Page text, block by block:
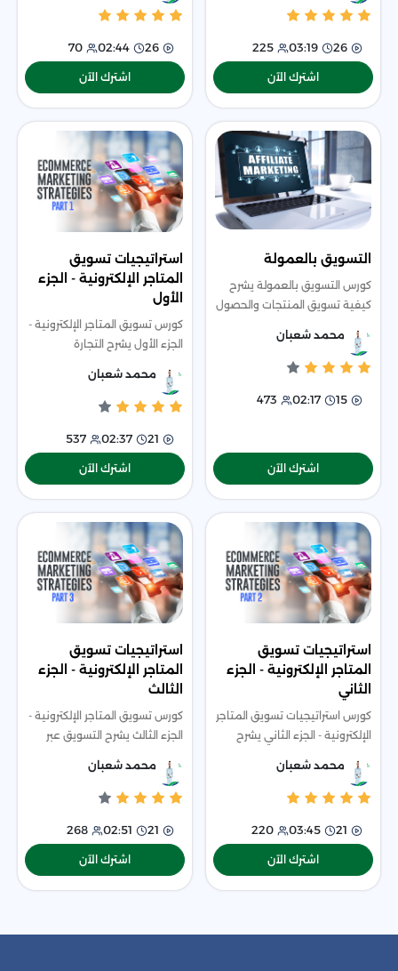
على العميل والمراحل التي يمر
26
03:19
225
اشترك الآن
المنتج بدقة ووضع استراتيجيات.
26
02:44
70
اشترك الآن
التسويق بالعمولة
كورس التسويق بالعمولة يشرح
كيفية تسويق المنتجات والحصول
متخصصة ويشمل تطبيق عملي
واستراتيجيات لزيادة الدخل.
محمد شعبان
15
02:17
473
اشترك الآن
استراتيجيات تسويق
المتاجر الإلكترونية - الجزء
الأول
كورس تسويق المتاجر الإلكترونية -
الجزء الأول يشرح التجارة
المتجر، وتحديد الفئة المستهدفة.
محمد شعبان
21
02:37
537
اشترك الآن
استراتيجيات تسويق
المتاجر الإلكترونية - الجزء
الثاني
كورس استراتيجيات تسويق المتاجر
الإلكترونية - الجزء الثاني يشرح
وأنواع المحتوى على فيسبوك،
وكيفية إنشاء خطة نشر وحملات
محمد شعبان
21
03:45
220
اشترك الآن
استراتيجيات تسويق
المتاجر الإلكترونية - الجزء
الثالث
كورس تسويق المتاجر الإلكترونية -
الجزء الثالث يشرح التسويق عبر
وإعلانات Google، وأساسيات
SEO وزيادة المبيعات.
محمد شعبان
21
02:51
268
اشترك الآن